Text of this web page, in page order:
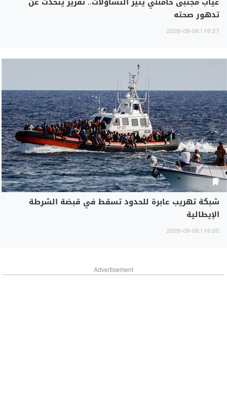
تدهور صحته
16:27 | 2026-08-06
شبكة تهريب عابرة للحدود تسقط في قبضة الشرطة
الإيطالية
16:00 | 2026-08-06
Advertisement